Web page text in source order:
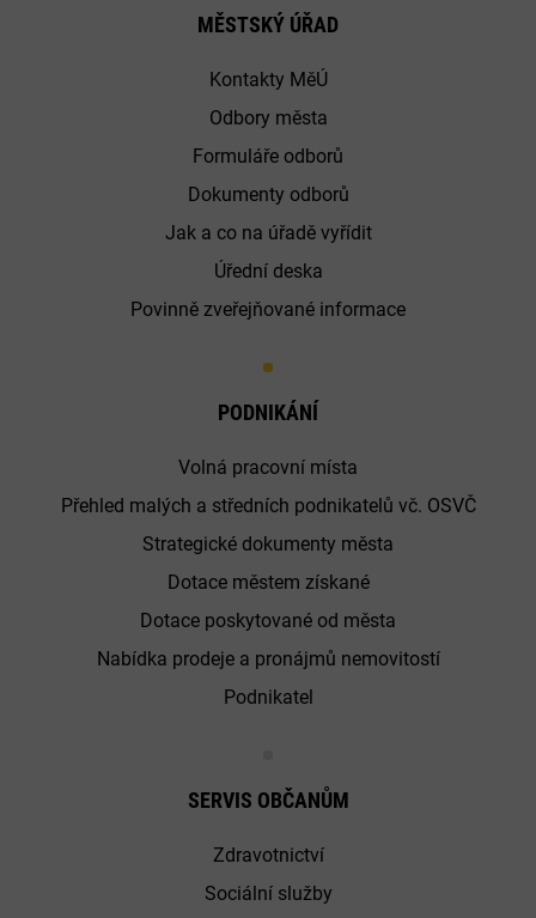
MĚSTSKÝ ÚŘAD
Kontakty MěÚ
Odbory města
Formuláře odborů
Dokumenty odborů
Jak a co na úřadě vyřídit
Úřední deska
Povinně zveřejňované informace
PODNIKÁNÍ
Volná pracovní místa
Přehled malých a středních podnikatelů vč. OSVČ
Strategické dokumenty města
Dotace městem získané
Dotace poskytované od města
Nabídka prodeje a pronájmů nemovitostí
Podnikatel
SERVIS OBČANŮM
Zdravotnictví
Sociální služby